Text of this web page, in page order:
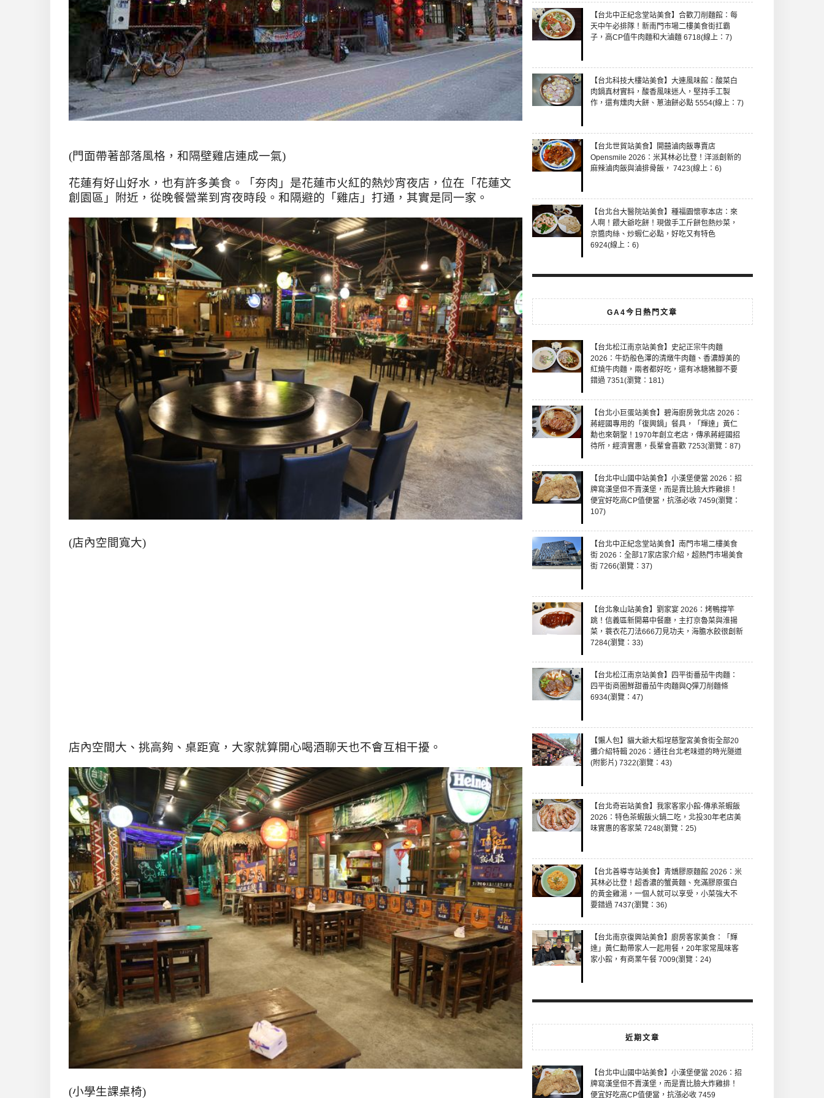
(門面帶著部落風格，和隔壁雞店連成一氣)
花蓮有好山好水，也有許多美食。「夯肉」是花蓮市火紅的熱炒宵夜店，位在「花蓮文
創園區」附近，從晚餐營業到宵夜時段。和隔避的「雞店」打通，其實是同一家。
(店內空間寬大)
店內空間大、挑高夠、桌距寬，大家就算開心喝酒聊天也不會互相干擾。
(小學生課桌椅)
【台北中正紀念堂站美食】合歡刀削麵館：每
天中午必排隊！新南門市場二樓美食街扛霸
子，高CP值牛肉麵和大滷麵 6718(線上：7)
【台北科技大樓站美食】大連風味館：酸菜白
肉鍋真材實料，酸香風味迷人，堅持手工製
作，還有燻肉大餅、蔥油餅必點 5554(線上：7)
【台北世貿站美食】開囍滷肉飯專賣店
Opensmile 2026：米其林必比登！洋派創新的
麻辣滷肉飯與滷排骨飯， 7423(線上：6)
【台北台大醫院站美食】種福園懷寧本店：來
人啊！餵大爺吃餅！現做手工斤餅包熱炒菜，
京醬肉絲、炒蝦仁必點，好吃又有特色
6924(線上：6)
GA4今日熱門文章
【台北松江南京站美食】史記正宗牛肉麵
2026：牛奶般色澤的清燉牛肉麵、香濃醇美的
紅燒牛肉麵，兩者都好吃，還有冰糖豬腳不要
錯過 7351(瀏覽：181)
【台北小巨蛋站美食】碧海廚房敦北店 2026：
蔣經國專用的「復興鍋」餐具，「輝達」黃仁
勳也來朝聖！1970年創立老店，傳承蔣經國招
待所，經濟實惠，長輩會喜歡 7253(瀏覽：87)
【台北中山國中站美食】小漢堡便當 2026：招
牌寫漢堡但不賣漢堡，而是賣比臉大炸雞排！
便宜好吃高CP值便當，抗漲必收 7459(瀏覽：
107)
【台北中正紀念堂站美食】南門市場二樓美食
街 2026：全部17家店家介紹，超熱門市場美食
街 7266(瀏覽：37)
【台北象山站美食】劉家宴 2026：烤鴨撐竿
跳！信義區新開幕中餐廳，主打京魯菜與淮揚
菜，蓑衣花刀法666刀見功夫，海膽水餃很創新
7284(瀏覽：33)
【台北松江南京站美食】四平街番茄牛肉麵：
四平街商圈鮮甜番茄牛肉麵與Q彈刀削麵條
6934(瀏覽：47)
【懶人包】貓大爺大稻埕慈聖宮美食街全部20
攤介紹特輯 2026：通往台北老味道的時光隧道
(附影片) 7322(瀏覽：43)
【台北奇岩站美食】我家客家小館-傳承茶蝦飯
2026：特色茶蝦飯火鍋二吃，北投30年老店美
味實惠的客家菜 7248(瀏覽：25)
【台北善導寺站美食】青嬌膠原麵館 2026：米
其林必比登！超香濃的蟹黃麵、充滿膠原蛋白
的黃金雞湯，一個人就可以享受，小菜強大不
要錯過 7437(瀏覽：36)
【台北南京復興站美食】廚房客家美食：「輝
達」黃仁勳帶家人一起用餐，20年家常風味客
家小館，有商業午餐 7009(瀏覽：24)
近期文章
【台北中山國中站美食】小漢堡便當 2026：招
牌寫漢堡但不賣漢堡，而是賣比臉大炸雞排！
便宜好吃高CP值便當，抗漲必收 7459